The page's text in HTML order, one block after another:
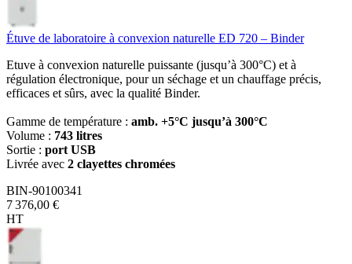
Étuve de laboratoire à convexion naturelle ED 720 – Binder
Etuve à convexion naturelle puissante (jusqu’à 300°C) et à
régulation électronique, pour un séchage et un chauffage précis,
efficaces et sûrs, avec la qualité Binder.
Gamme de température : amb. +5°C jusqu’à 300°C
Volume : 743 litres
Sortie : port USB
Livrée avec 2 clayettes chromées
BIN-90100341
7 376,00 €
HT